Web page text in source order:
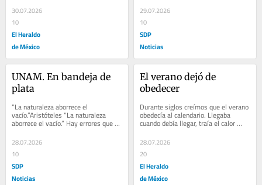
30.07.2026
10
El Heraldo
de México
aprendido ha...
29.07.2026
10
SDP
Noticias
UNAM. En bandeja de
plata
“La naturaleza aborrece el
vacío.”Aristóteles “La naturaleza
aborrece el vacío.” Hay errores que
cuestan prestigio. Otros cuestan
dinero,...
28.07.2026
10
SDP
Noticias
El verano dejó de
obedecer
Durante siglos creímos que el verano
obedecía al calendario. Llegaba
cuando debía llegar, traía el calor
esperado y, salvo excepciones,
seguía un...
28.07.2026
20
El Heraldo
de México